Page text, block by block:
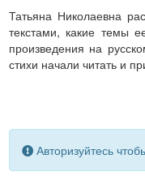
Татьяна Николаевна
текстами, какие темы
произведения на
стихи начали читать и
Авторизуйтесь